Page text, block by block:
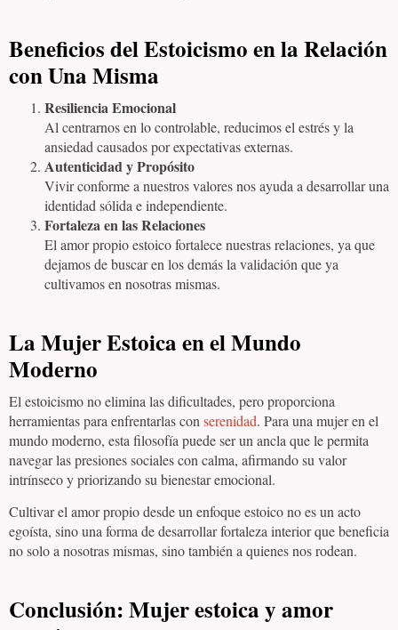
Beneficios del Estoicismo en la Relación
con Una Misma
Resiliencia Emocional
Al centrarnos en lo controlable, reducimos el estrés y la
ansiedad causados por expectativas externas.
Autenticidad y Propósito
Vivir conforme a nuestros valores nos ayuda a desarrollar una
identidad sólida e independiente.
Fortaleza en las Relaciones
El amor propio estoico fortalece nuestras relaciones, ya que
dejamos de buscar en los demás la validación que ya
cultivamos en nosotras mismas.
La Mujer Estoica en el Mundo
Moderno
El estoicismo no elimina las dificultades, pero proporciona
herramientas para enfrentarlas con serenidad. Para una mujer en el
mundo moderno, esta filosofía puede ser un ancla que le permita
navegar las presiones sociales con calma, afirmando su valor
intrínseco y priorizando su bienestar emocional.
Cultivar el amor propio desde un enfoque estoico no es un acto
egoísta, sino una forma de desarrollar fortaleza interior que beneficia
no solo a nosotras mismas, sino también a quienes nos rodean.
Conclusión: Mujer estoica y amor